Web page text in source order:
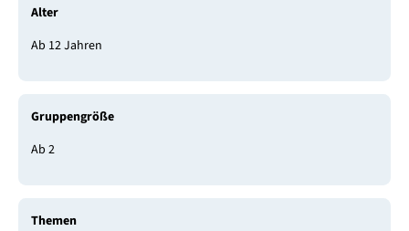
Alter
Ab 12 Jahren
Gruppengröße
Ab 2
Themen